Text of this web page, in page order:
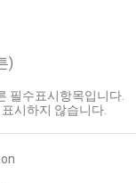
)
필수표시항목입니다.
시하지 않습니다.